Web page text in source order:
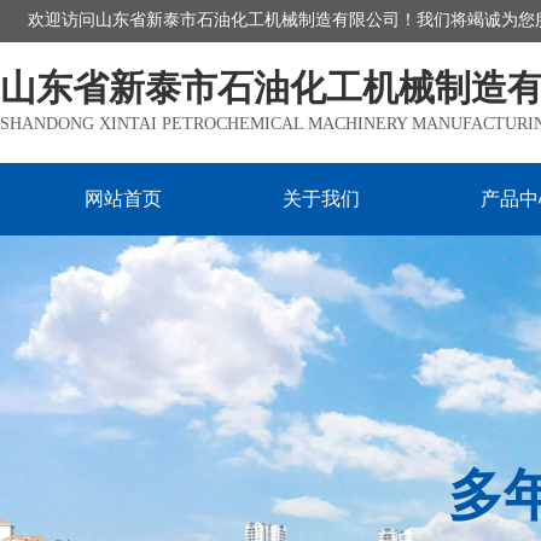
欢迎访问山东省新泰市石油化工机械制造有限公司！我们将竭诚为您
山东省新泰市石油化工机械制造
SHANDONG XINTAI PETROCHEMICAL MACHINERY
网站首页 关于我们 产品
多